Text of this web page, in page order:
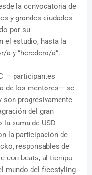
la convocatoria de
y grandes ciudades
por su
el estudio, hasta la
a y “heredero/a”.
— participantes
de los mentores— se
son progresivamente
del gran
la suma de USD
la participación de
responsables de
con beats, al tiempo
mundo del freestyling